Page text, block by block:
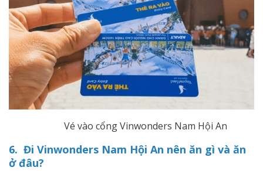
Vé vào cổng Vinwonders Nam Hội An
6. Đi Vinwonders Nam Hội An nên ăn gì và ăn
ở đâu?